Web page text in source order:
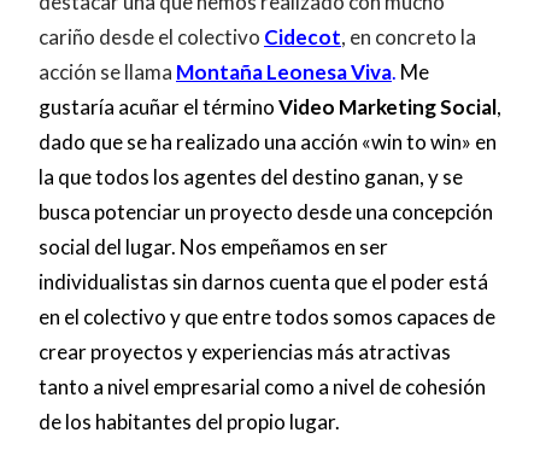
cariño desde el colectivo Cidecot, en concreto la
acción se llama Montaña Leonesa Viva. Me
gustaría acuñar el términoVideo Marketing Social,
dado que se ha realizado una acción «win to win» en
la que todos los agentes del destino ganan, y se
busca potenciar un proyecto desde una concepción
social del lugar. Nos empeñamos en ser
individualistas sin darnos cuenta que el poder está
en el colectivo y que entre todos somos capaces de
crear proyectos y experiencias más atractivas
tanto a nivel empresarial como a nivel de cohesión
de los habitantes del propio lugar.